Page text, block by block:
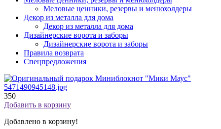
Меловые ценники, резервы и менюхолдеры
Декор из металла для дома
Декор из металла для дома
Дизайнерские ворота и заборы
Дизайнерские ворота и заборы
Правила возврата
Спецпредложения
350
Добавить в корзину
Добавлено в корзину!